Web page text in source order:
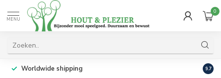
MENU
0
Worldwide shipping 9.7